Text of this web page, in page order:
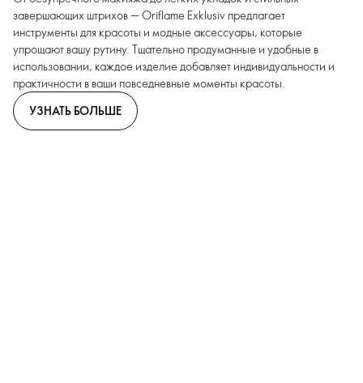
завершающих штрихов — Oriflame Exklusiv предлагает
инструменты для красоты и модные аксессуары, которые
упрощают вашу рутину. Тщательно продуманные и удобные в
использовании, каждое изделие добавляет индивидуальности и
практичности в ваши повседневные моменты красоты.
УЗНАТЬ БОЛЬШЕ